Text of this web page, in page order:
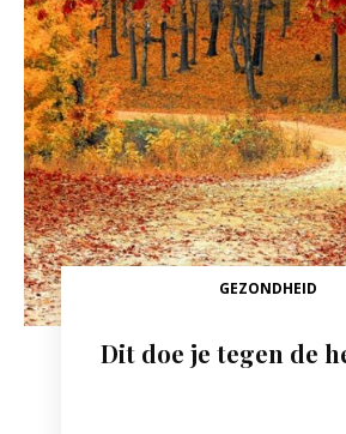
GEZONDHEID
Dit doe je tegen de